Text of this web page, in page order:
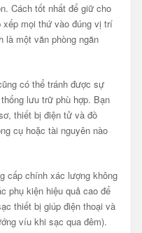
Cách tốt nhất để giữ cho
xếp mọi thứ vào đúng vị trí
là một văn phòng ngăn
có thể tránh được sự
lưu trữ phù hợp. Bạn
thiết bị điện tử và đồ
cụ hoặc tài nguyên nào
cấp chính xác lượng không
phụ kiện hiệu quả cao để
thiết bị giúp điện thoại và
víu khi sạc qua đêm).